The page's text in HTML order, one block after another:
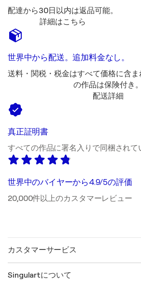
配達から30日以内は返品可能。
詳細はこちら
世界中から配送。追加料金なし。
送料・関税・税金はすべて価格に含
の作品は保険付き。
配送詳細
真正証明書
すべての作品に署名入りで同梱されて
世界中のバイヤーから4.9/5の評価
20,000件以上のカスタマーレビュー
カスタマーサービス
配送
Singulartについて